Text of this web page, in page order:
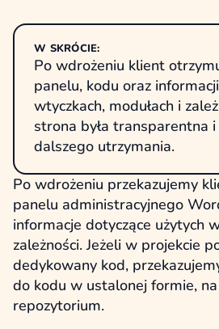
W SKRÓCIE:
Po wdrożeniu klient
panelu, kodu oraz
wtyczkach, modułach i
strona była transparentna
dalszego utrzymania.
Po wdrożeniu przekazujemy
panelu administracyjnego
informacje dotyczące użytych
zależności. Jeżeli w projekcie
dedykowany kod,
do kodu w ustalonej formie, na
repozytorium.